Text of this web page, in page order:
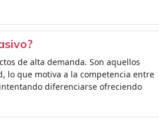
de alta demanda. Son aquellos
lo que motiva a la competencia entre
diferenciarse ofreciendo